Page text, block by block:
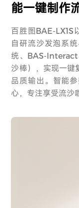
能一键制作
百胜图BAE-LX1S
自研流沙发泡系
统、BAS-Interact
沙棒），实现一键
品质输出。智能
心，专注享受流沙